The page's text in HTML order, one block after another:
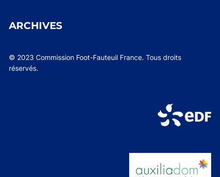
ARCHIVES
© 2023 Commission Foot-Fauteuil France. Tous droits
réservés.